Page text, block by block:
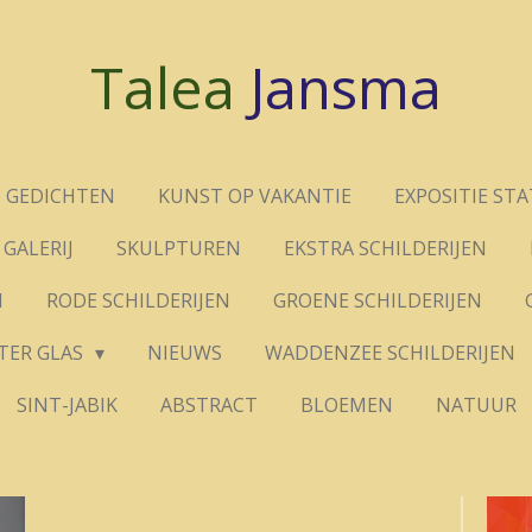
Talea Jansma
GEDICHTEN KUNST OP VAKANTIE
EXPOSITIE
SKULPTUREN EKSTRA SCHILDERIJEN
RODE SCHILDERIJEN GROENE SCHILDERIJEN
GLAS
NIEUWS
WADDENZEE SCHILDERIJEN
SINT-JABIK
ABSTRACT BLOEMEN NATUUR